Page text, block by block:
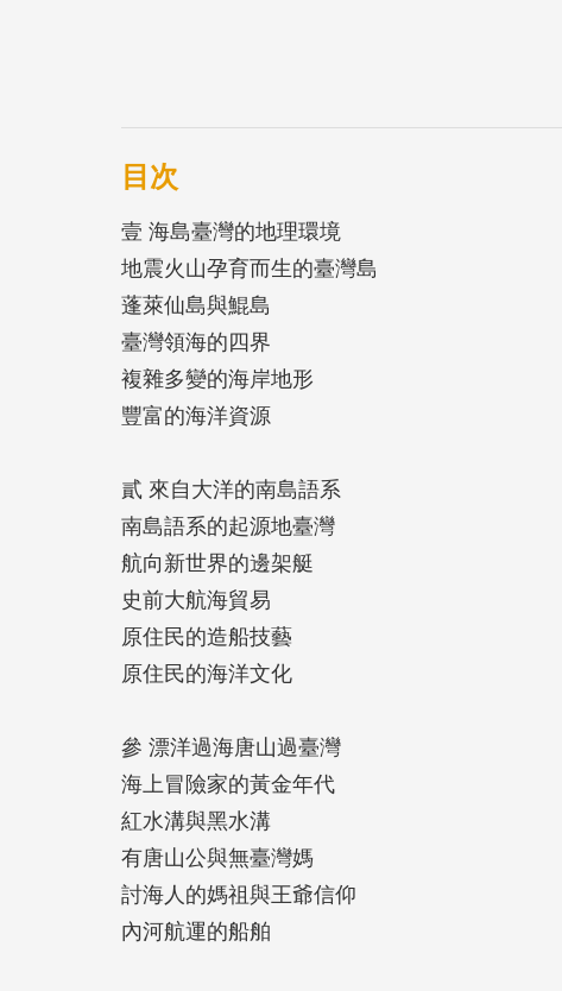
目次
壹 海島臺灣的地理環境
地震火山孕育而生的臺灣島
蓬萊仙島與鯤島
臺灣領海的四界
複雜多變的海岸地形
豐富的海洋資源
貳 來自大洋的南島語系
南島語系的起源地臺灣
航向新世界的邊架艇
史前大航海貿易
原住民的造船技藝
原住民的海洋文化
參 漂洋過海唐山過臺灣
海上冒險家的黃金年代
紅水溝與黑水溝
有唐山公與無臺灣媽
討海人的媽祖與王爺信仰
內河航運的船舶